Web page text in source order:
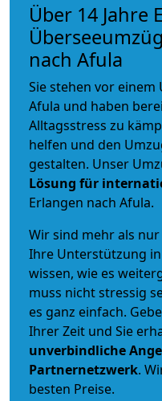
Über 14 Jahre
nach Afula
Sie stehen vor einem
Afula und haben
Alltagsstress zu
helfen und den
gestalten. Unser
Lösung für
Erlangen nach Afula.
Wir sind mehr als
Ihre Unterstützung
wissen, wie es
muss nicht stressig
es ganz einfach.
Ihrer Zeit und Sie
unverbindliche
Partnernetzwerk.
besten Preise.